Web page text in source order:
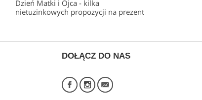
Dzień Matki i Ojca - kilka
nietuzinkowych propozycji na prezent
DOŁĄCZ DO NAS